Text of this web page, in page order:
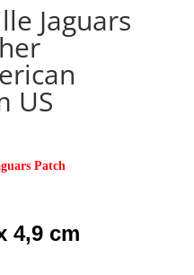
Jaguars
US
Patch
4,9 cm